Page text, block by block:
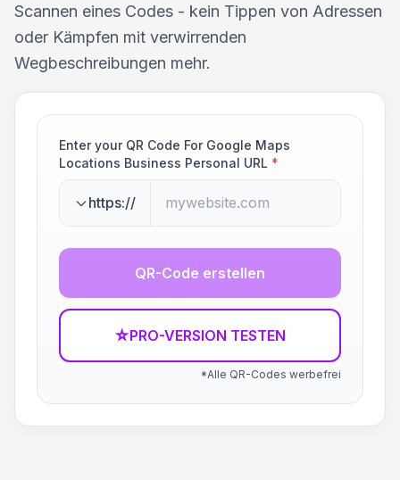
Scannen eines Codes - kein Tippen von Adressen
oder Kämpfen mit verwirrenden
Wegbeschreibungen mehr.
Enter your QR Code For Google Maps
Locations Business Personal URL *
https://
QR-Code erstellen
☆PRO-VERSION TESTEN
*Alle QR-Codes werbefrei